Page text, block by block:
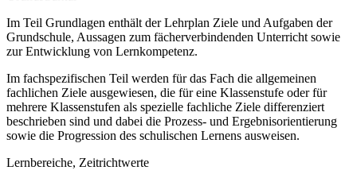
Im Teil Grundlagen enthält der Lehrplan Ziele und Aufgaben der
Grundschule, Aussagen zum fächerverbindenden Unterricht sowie
zur Entwicklung von Lernkompetenz.
Im fachspezifischen Teil werden für das Fach die allgemeinen
fachlichen Ziele ausgewiesen, die für eine Klassenstufe oder für
mehrere Klassenstufen als spezielle fachliche Ziele differenziert
beschrieben sind und dabei die Prozess- und Ergebnisorientierung
sowie die Progression des schulischen Lernens ausweisen.
Lernbereiche, Zeitrichtwerte